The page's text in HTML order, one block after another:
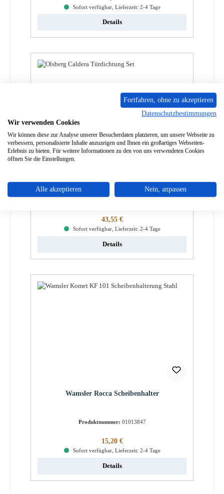
Sofort verfügbar, Lieferzeit: 2-4 Tage
Details
Regulärer Preis:
43,55 €
Sofort verfügbar, Lieferzeit: 2-4 Tage
Details
Wamsler Rocca Scheibenhalter
Produktnummer: 01013847
Regulärer Preis:
15,20 €
Sofort verfügbar, Lieferzeit: 2-4 Tage
Details
Fortfahren, ohne zu akzeptieren
Datenschutzbestimmungen
Wir verwenden Cookies
Wir können diese zur Analyse unserer Besucherdaten platzieren, um unsere Webseite zu
verbessern, personalisierte Inhalte anzuzeigen und Ihnen ein großartiges Webseiten-
Erlebnis zu bieten. Für weitere Informationen zu den von uns verwendeten Cookies
öffnen Sie die Einstellungen.
Alle akzeptieren Nein, anpassen